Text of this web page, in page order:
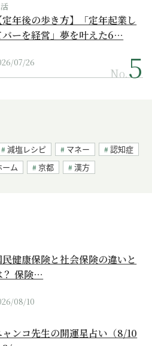
定年後の歩き方】「定年起業し
バーを経営」夢を叶えた6…
07/26
No.
減塩レシピ マネー
認知症
ム 京都 漢方
民健康保険と社会保険の違いと
？ 保険…
08/10
ャンコ先生の開運星占い（8/10